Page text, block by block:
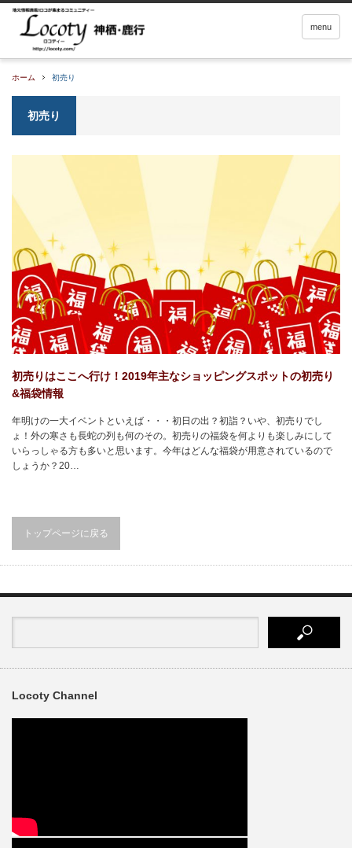
menu
ホーム 初売り
初売り
初売りはここへ行け！2019年主なショッピングスポットの初売り
&福袋情報
年明けの一大イベントといえば・・・初日の出？初詣？いや、初売りでし
ょ！外の寒さも長蛇の列も何のその。初売りの福袋を何よりも楽しみにして
いらっしゃる方も多いと思います。今年はどんな福袋が用意されているので
しょうか？20…
トップページに戻る
Locoty Channel